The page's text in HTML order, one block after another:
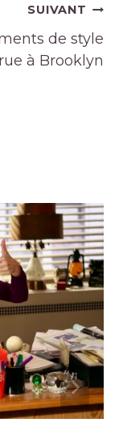
SUIVANT
de style
rue à Brooklyn